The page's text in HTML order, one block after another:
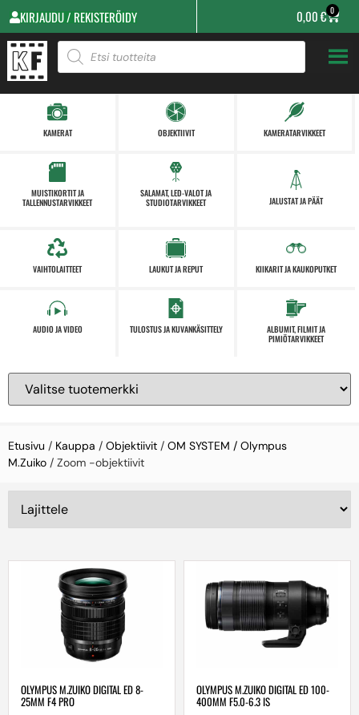
KIRJAUDU / REKISTERÖIDY 0,00€ 0
KAMERAT OBJEKTIIVIT KAMERATARVIKKEET
MUISTIKORTIT JA
TALLENNUSTARVIKKEET
SALAMAT, LED-VALOT JA
STUDIOTARVIKKEET
JALUSTAT JA PÄÄT
VAIHTOLAITTEET LAUKUT JA REPUT KIIKARIT JA KAUKOPUTKET
AUDIO JA VIDEO TULOSTUS JA KUVANKÄSITTELY
ALBUMIT, FILMIT JA
PIMIÖTARVIKKEET
Etusivu / Kauppa / Objektiivit / OM SYSTEM / Olympus
M.Zuiko / Zoom -objektiivit
OLYMPUS M.ZUIKO DIGITAL ED 8-
25MM F4 PRO
OLYMPUS M.ZUIKO DIGITAL ED 100-
400MM F5.0-6.3 IS